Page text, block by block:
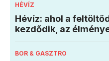
HÉVÍZ
Hévíz: ahol a
kezdődik, az
BOR & GASZTRO